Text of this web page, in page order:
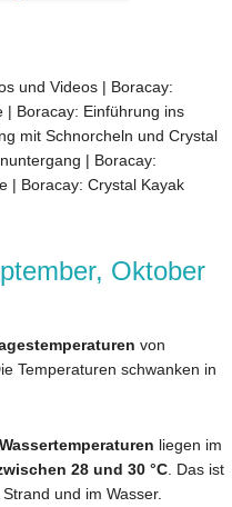
und Videos | Boracay:
| Boracay: Einführung ins
mit Schnorcheln und Crystal
| Boracay:
| Boracay: Crystal Kayak
Oktober
von
Temperaturen schwanken in
Wassertemperaturen liegen im
28 und 30 °C . Das ist
und im Wasser.